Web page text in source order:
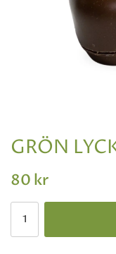
GRÖN
80 kr